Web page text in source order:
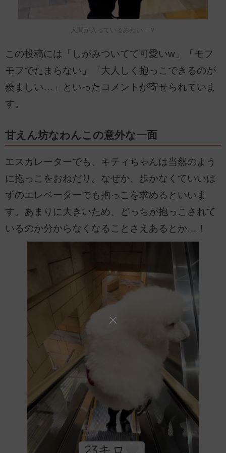
人間が入っているみたい！？
この投稿には「しがみついてて可愛いw」「モフ
モフでたまらない」「大人しく抱っこできるのが
羨ましい…」といったコメントが寄せられていま
す。
甘えん坊なわんこの意外な一面
エスカレーターでも、キティちゃんは当然のよう
に抱っこをおねだり。なぜか、歩かなくていいは
ずのエレベーターでも抱っこを求めるといいま
す。あまりに大きいため、どっちが抱っこされて
いるのか分からなくなることさえあるとか…！